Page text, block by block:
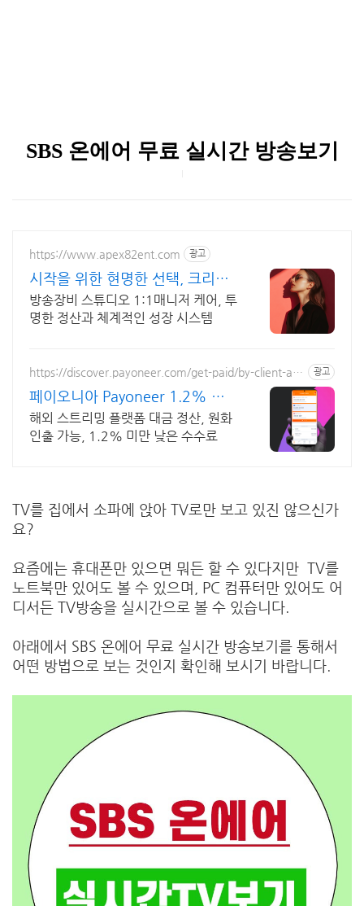
SBS 온에어 무료 실시간 방송보기
https://www.apex82ent.com 광고
시작을 위한 현명한 선택, 크리에
이터, BJ 상시 모집
방송장비 스튜디오 1:1매니저 케어, 투
명한 정산과 체계적인 성장 시스템
https://discover.payoneer.com/get-paid/by-client-an
광고
페이오니아 Payoneer 1.2% 미
만의 수수료 혜택
해외 스트리밍 플랫폼 대금 정산, 원화
인출 가능, 1.2% 미만 낮은 수수료
TV를 집에서 소파에 앉아 TV로만 보고 있진 않으신가
요?
요즘에는 휴대폰만 있으면 뭐든 할 수 있다지만 TV를
노트북만 있어도 볼 수 있으며, PC 컴퓨터만 있어도 어
디서든 TV방송을 실시간으로 볼 수 있습니다.
아래에서 SBS 온에어 무료 실시간 방송보기를 통해서
어떤 방법으로 보는 것인지 확인해 보시기 바랍니다.